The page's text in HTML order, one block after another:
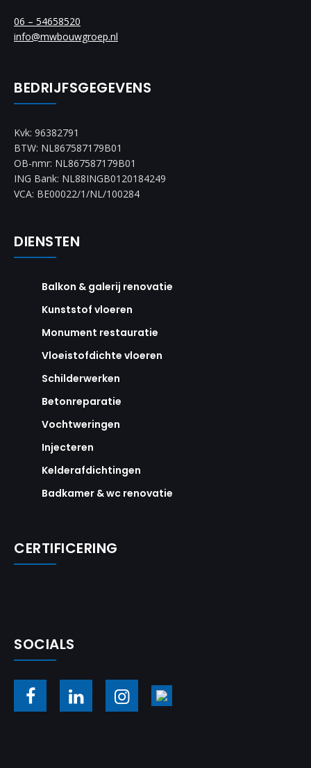
06 – 54658520
info@mwbouwgroep.nl
BEDRIJFSGEGEVENS
Kvk: 96382791
BTW: NL867587179B01
OB-nmr: NL867587179B01
ING Bank: NL88INGB0120184249
VCA: BE00022/1/NL/100284
DIENSTEN
Balkon & galerij renovatie
Kunststof vloeren
Monument restauratie
Vloeistofdichte vloeren
Schilderwerken
Betonreparatie
Vochtweringen
Injecteren
Kelderafdichtingen
Badkamer & wc renovatie
CERTIFICERING
SOCIALS